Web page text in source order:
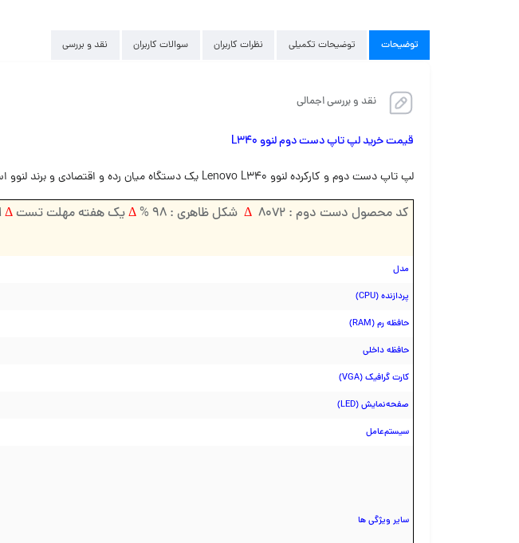
توضیحات توضیحات تکمیلی نظرات کاربران سوالات کاربران نقد و بررسی
نقد و بررسی اجمالی
قیمت خرید لپ تاپ دست دوم لنوو L340
لپ‌ تاپ دست دوم و کارکرده لنوو Lenovo L340 یک دستگاه میان رده و اقتصادی و برند لنوو است و توسط اطلاع وب (شرکت
کد محصول دست دوم : ۸۰۷۲ Δ شکل ظاهری : ۹۸ % یک هفته مهلت تست Δ
مدل
پردازنده (CPU)
حافظه رم (RAM)
حافظه داخلی
کارت گرافیک (VGA)
صفحه‌نمایش (LED)
سیستم‌عامل
سایر ویژگی ها